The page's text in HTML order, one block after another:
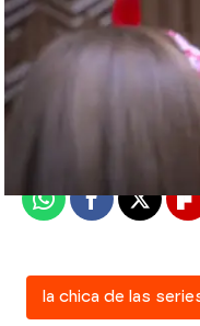
Madrid
09 de
WhatsappFacebook
X
la chica de las